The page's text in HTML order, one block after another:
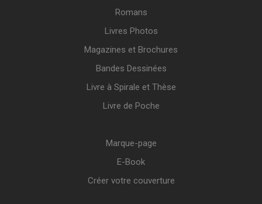
Romans
Livres Photos
Magazines et Brochures
Bandes Dessinées
Livre à Spirale et Thèse
Livre de Poche
Marque-page
E-Book
Créer votre couverture